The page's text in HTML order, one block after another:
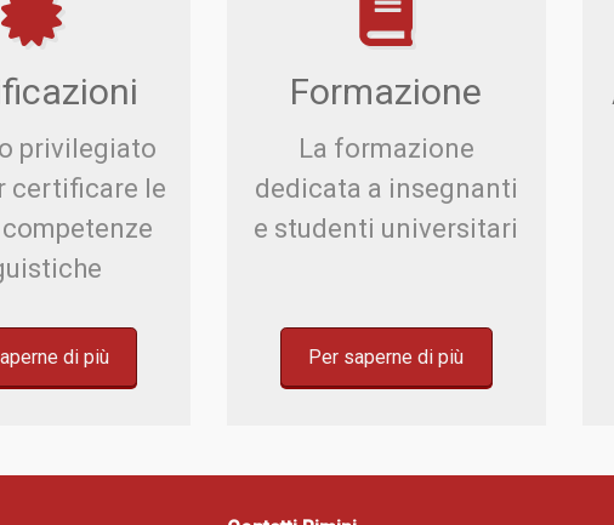
privilegiato
certificare le
di più
Formazione
La formazione
dedicata a insegnanti
e studenti universitari
Per saperne di più